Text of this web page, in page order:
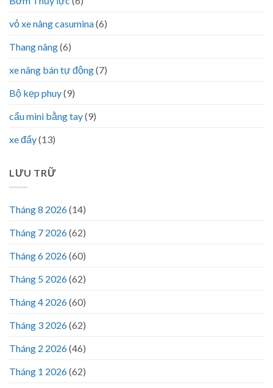
vỏ xe nâng casumina(6)
Thang nâng(6)
xe nâng bán tự động(7)
Bộ kẹp phuy(9)
cẩu mini bằng tay(9)
xe đẩy(13)
LƯU TRỮ
Tháng 8 2026(14)
Tháng 7 2026(62)
Tháng 6 2026(60)
Tháng 5 2026(62)
Tháng 4 2026(60)
Tháng 3 2026(62)
Tháng 2 2026(46)
Tháng 1 2026(62)